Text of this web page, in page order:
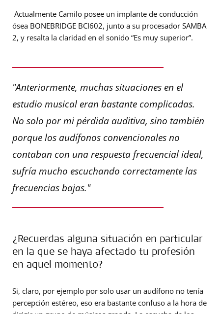
Actualmente Camilo posee un implante de conducción
ósea BONEBRIDGE BCI602, junto a su procesador SAMBA
2, y resalta la claridad en el sonido “Es muy superior”.
"Anteriormente, muchas situaciones en el
estudio musical eran bastante complicadas.
No solo por mi pérdida auditiva, sino también
porque los audífonos convencionales no
contaban con una respuesta frecuencial ideal,
sufría mucho escuchando correctamente las
frecuencias bajas."
¿Recuerdas alguna situación en particular
en la que se haya afectado tu profesión
en aquel momento?
Si, claro, por ejemplo por solo usar un audífono no tenía
percepción estéreo, eso era bastante confuso a la hora de